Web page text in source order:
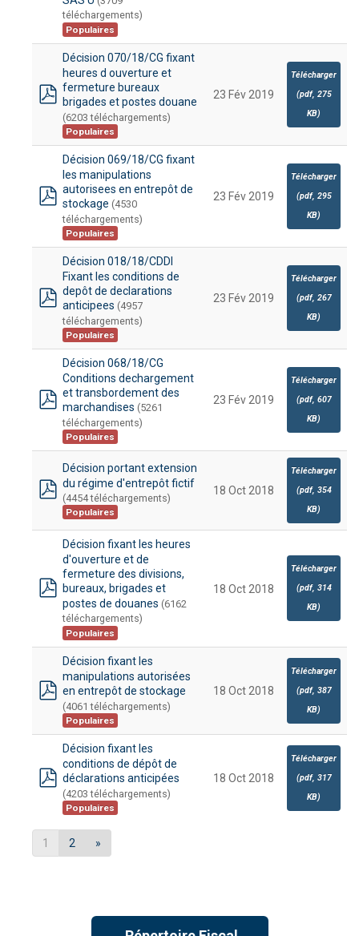
téléchargements)
Populaires
pdf
Décision 070/18/CG fixant
heures d ouverture et
fermeture bureaux
brigades et postes douane
(6203 téléchargements)
Populaires
23 Fév 2019
Télécharger
(pdf, 275
KB)
pdf
Décision 069/18/CG fixant
les manipulations
autorisees en entrepôt de
stockage (4530
téléchargements)
Populaires
23 Fév 2019
Télécharger
(pdf, 295
KB)
pdf
Décision 018/18/CDDI
Fixant les conditions de
depôt de declarations
anticipees (4957
téléchargements)
Populaires
23 Fév 2019
Télécharger
(pdf, 267
KB)
pdf
Décision 068/18/CG
Conditions dechargement
et transbordement des
marchandises (5261
téléchargements)
Populaires
23 Fév 2019
Télécharger
(pdf, 607
KB)
pdf
Décision portant extension
du régime d'entrepôt fictif
(4454 téléchargements)
Populaires
18 Oct 2018
Télécharger
(pdf, 354
KB)
pdf
Décision fixant les heures
d'ouverture et de
fermeture des divisions,
bureaux, brigades et
postes de douanes (6162
téléchargements)
Populaires
18 Oct 2018
Télécharger
(pdf, 314
KB)
pdf
Décision fixant les
manipulations autorisées
en entrepôt de stockage
(4061 téléchargements)
Populaires
18 Oct 2018
Télécharger
(pdf, 387
KB)
pdf
Décision fixant les
conditions de dépôt de
déclarations anticipées
(4203 téléchargements)
Populaires
18 Oct 2018
Télécharger
(pdf, 317
KB)
1 2 »